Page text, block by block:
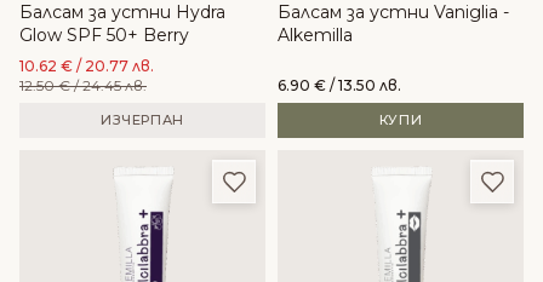
Балсам за устни Hydra
Glow SPF 50+ Berry
10.62 € / 20.77 лв.
12.50€/ 24.45 лв.
ИЗЧЕРПАН
Балсам за устни Vaniglia -
Alkemilla
6.90 € / 13.50 лв.
КУПИ
Добави в любими